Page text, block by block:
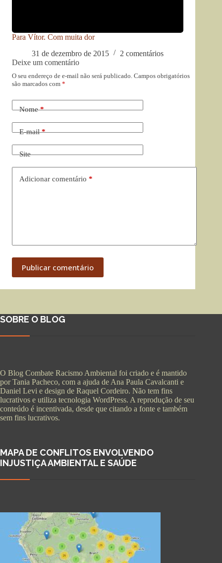
Para Vítor. Com muita dor
31 de dezembro de 2015
2 comentários
Deixe um comentário
O seu endereço de e-mail não será publicado. Campos obrigatórios
são marcados com *
Nome*
E-mail*
Site
Adicionar comentário *
Publicar comentário
SOBRE O BLOG
O Blog Combate Racismo Ambiental foi criado e é mantido
por Tania Pacheco, com a ajuda de Ana Paula Cavalcanti e
Daniel Levi e design de Raquel Cordeiro. Não tem fins
lucrativos e utiliza tecnologia WordPress. A reprodução de seu
conteúdo é incentivada, desde que citando a fonte e também
sem fins lucrativos.
MAPA DE CONFLITOS ENVOLVENDO
INJUSTIÇA AMBIENTAL E SAÚDE